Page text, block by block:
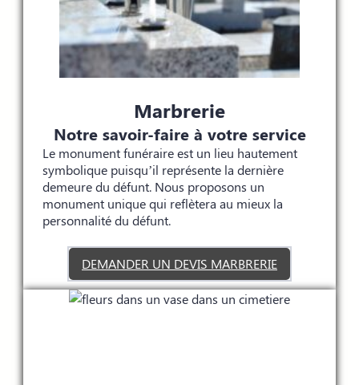
Marbrerie
Notre savoir-faire à votre service
Le monument funéraire est un lieu hautement
symbolique puisqu’il représente la dernière
demeure du défunt. Nous proposons un
monument unique qui reflètera au mieux la
personnalité du défunt.
DEMANDER UN DEVIS MARBRERIE